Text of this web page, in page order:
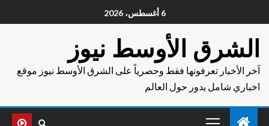
6 أغسطس، 2026
الشرق الأوسط نيوز
آخر الأخبار تعرفونها فقط وحصرياً على الشرق الأوسط نيوز موقع
اخباري شامل يدور حول العالم